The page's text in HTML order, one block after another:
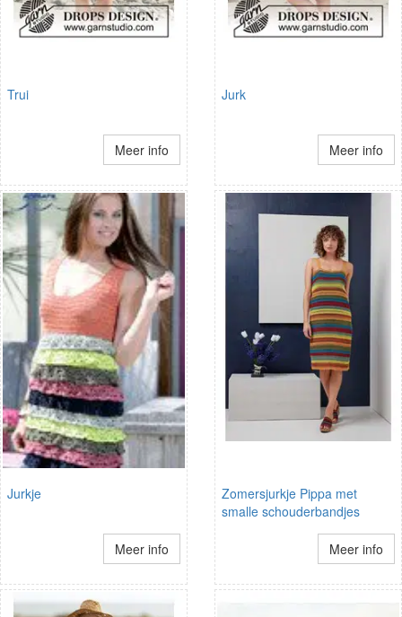
Trui
Meer info
Jurk
Meer info
Jurkje
Meer info
Zomersjurkje Pippa met
smalle schouderbandjes
Meer info